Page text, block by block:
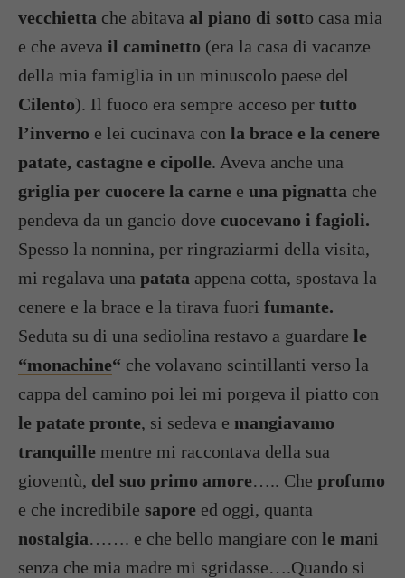
vecchietta che abitava al piano di sotto casa mia
e che aveva il caminetto (era la casa di vacanze
della mia famiglia in un minuscolo paese del
Cilento). Il fuoco era sempre acceso per tutto
l’inverno e lei cucinava con la brace e la cenere
patate, castagne e cipolle. Aveva anche una
griglia per cuocere la carne e una pignatta che
pendeva da un gancio dove cuocevano i fagioli.
Spesso la nonnina, per ringraziarmi della visita,
mi regalava una patata appena cotta, spostava la
cenere e la brace e la tirava fuori fumante.
Seduta su di una sediolina restavo a guardare le
“monachine“ che volavano scintillanti verso la
cappa del camino poi lei mi porgeva il piatto con
le patate pronte, si sedeva e mangiavamo
tranquille mentre mi raccontava della sua
gioventù, del suo primo amore….. Che profumo
e che incredibile sapore ed oggi, quanta
nostalgia……. e che bello mangiare con le mani
senza che mia madre mi sgridasse….Quando si